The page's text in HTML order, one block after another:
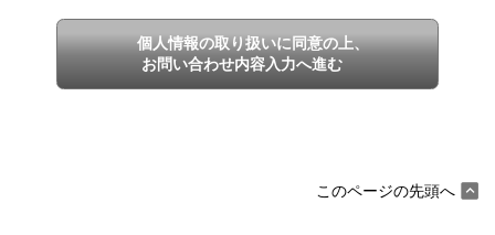
個人情報の取り扱いに同意の上、
お問い合わせ内容入力へ進む
このページの先頭へ